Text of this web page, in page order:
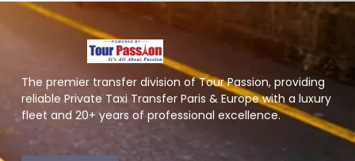
The premier transfer division of Tour Passion, providing
reliable Private Taxi Transfer Paris & Europe with a luxury
fleet and 20+ years of professional excellence.